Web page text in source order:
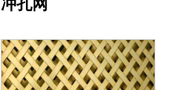
冲孔网